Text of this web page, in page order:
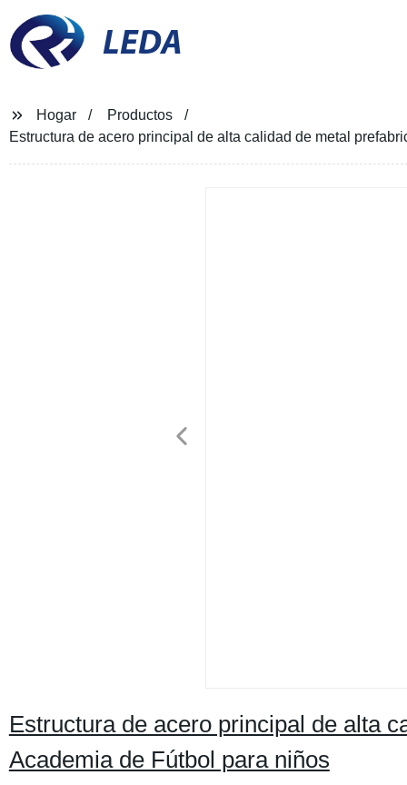
LEDA
Hogar
Productos
Estructura de acero principal de alta calidad de metal
Estructura de acero principal de alta
Academia de Fútbol para niños